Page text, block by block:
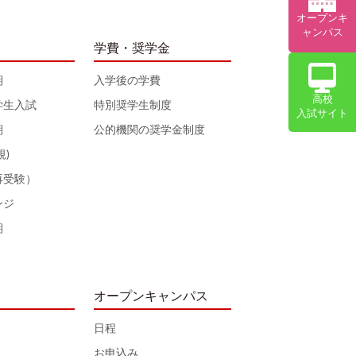
生入試
)
験）
ジ
学費・奨学金
入学後の学費
特別奨学生制度
公的機関の奨学金制度
オープンキャンパス
日程
お申込み
オープンキ
ャンパス
高校
入試サイト